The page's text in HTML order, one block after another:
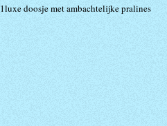
1luxe doosje met ambachtelijke pralines